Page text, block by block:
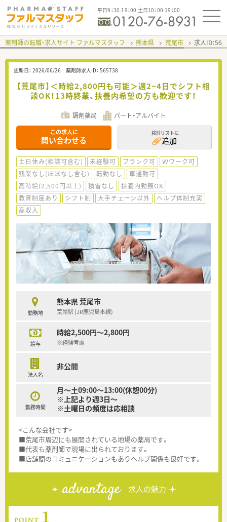
平日9：30-19：00 土日10：00-19：00
薬剤師の転職・求人サイト ファルマスタッフ 熊本県 荒尾市 求人ID：
更新日： 2026/06/26 薬剤師求人ID： 565738
【荒尾市】＜時給2,800円も可能＞週2~4日でシフト相
談OK！13時終業、扶養内希望の方も歓迎です！
調剤薬局 パート・アルバイト
この求人に
問い合わせる
検討リストに
追加
土日休み(相談可含む) 未経験可 ブランク可
Ｗワーク可
残業なし(ほぼなし含む)
転勤なし
車通勤可
高時給(2,500円以上)
積雪なし
扶養内勤務OK
教育制度あり
シフト制 大手チェーン以外
ヘルプ体制充実
高収入
勤務地
熊本県 荒尾市
荒尾駅 (JR鹿児島本線)
給与
時給2,500円～2,800円
※経験考慮
法人名
非公開
勤務時間
月～土09:00～13:00(休憩00分)
※上記より週3日～
※土曜日の頻度は応相談
<こんな会社です>
■荒尾市周辺にも展開されている地場の薬局です。
■代表も薬剤師で現場に出られております。
■店舗間のコミュニケーションもありヘルプ関係も良好です。
advantage 求人の魅力